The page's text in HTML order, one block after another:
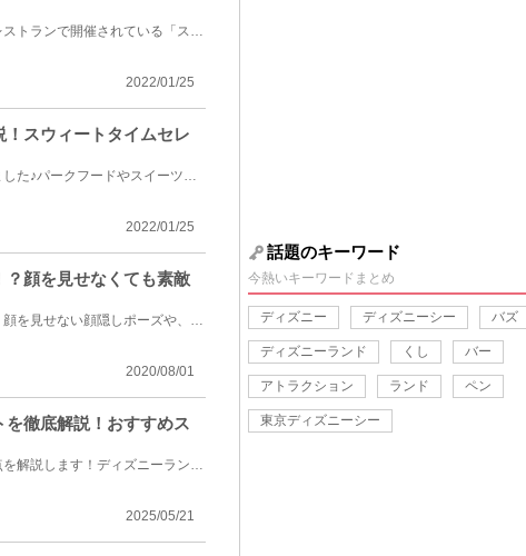
ディズニーランドのスイーツ食べ放題を攻略！クリスタルパレス・レストランで開催されている「スウィー...
2022/01/25
！スウィートタイムセレ
クリスタルパレスレストランのスイーツ食べ放題メニューをまとめました♪パークフードやスイーツの食べ放...
2022/01/25
？顔を見せなくても素敵
ディズニーでインスタ映えが狙える撮影方法をご紹介します！最近、顔を見せない顔隠しポーズや、イヤー...
2020/08/01
を徹底解説！おすすめス
ディズニーランドのパレード鑑賞場所、場所取り時のルールや注意点を解説します！ディズニーランドでは...
2025/05/21
話題のキーワード
今熱いキーワードまとめ
ディズニー ディズニーシー バズ
ディズニーランド くし バー
アトラクション ランド ペン
東京ディズニーシー